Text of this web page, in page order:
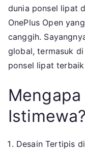
dunia ponsel lipat
OnePlus Open
canggih.
global, termasuk di
ponsel lipat
Istimewa?
Desain Tertipis